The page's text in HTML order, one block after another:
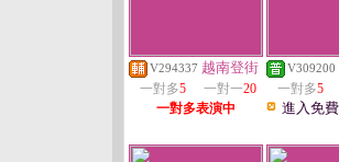
V294337 越南登街
一對多5 一對一20
一對多表演中
V309200
一對多5
進入免